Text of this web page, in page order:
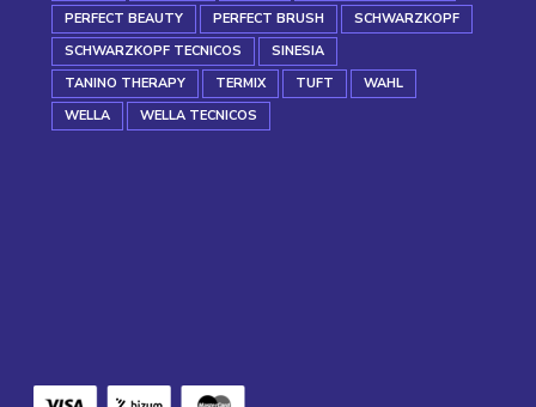
PERFECT BEAUTY
PERFECT BRUSH
SCHWARZKOPF
SCHWARZKOPF TECNICOS
SINESIA
TANINO THERAPY
TERMIX TUFT
WAHL
WELLA
WELLA TECNICOS